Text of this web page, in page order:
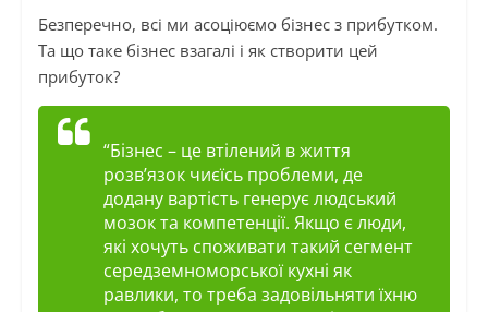
Безперечно, всі ми асоціюємо бізнес з прибутком.
Та що таке бізнес взагалі і як створити цей
прибуток?
“Бізнес – це втілений в життя
розв’язок чиєїсь проблеми, де
додану вартість генерує людський
мозок та компетенції. Якщо є люди,
які хочуть споживати такий сегмент
середземноморської кухні як
равлики, то треба задовільняти їхню